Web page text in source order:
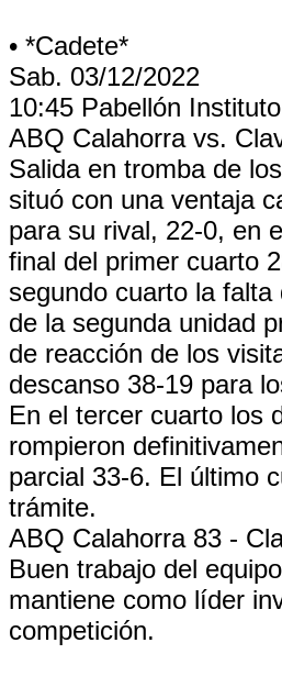
• *Cadete*
Sab. 03/12/2022
10:45 Pabellón
ABQ Calahorra vs.
Salida en tromba de
situó con una ventaja
para su rival, 22-0, en
final del primer cuarto
segundo cuarto la falta
de la segunda unidad
de reacción de los
descanso 38-19 para
En el tercer cuarto los
rompieron
parcial 33-6. El último
trámite.
ABQ Calahorra 83 -
Buen trabajo del
mantiene como líder
competición.